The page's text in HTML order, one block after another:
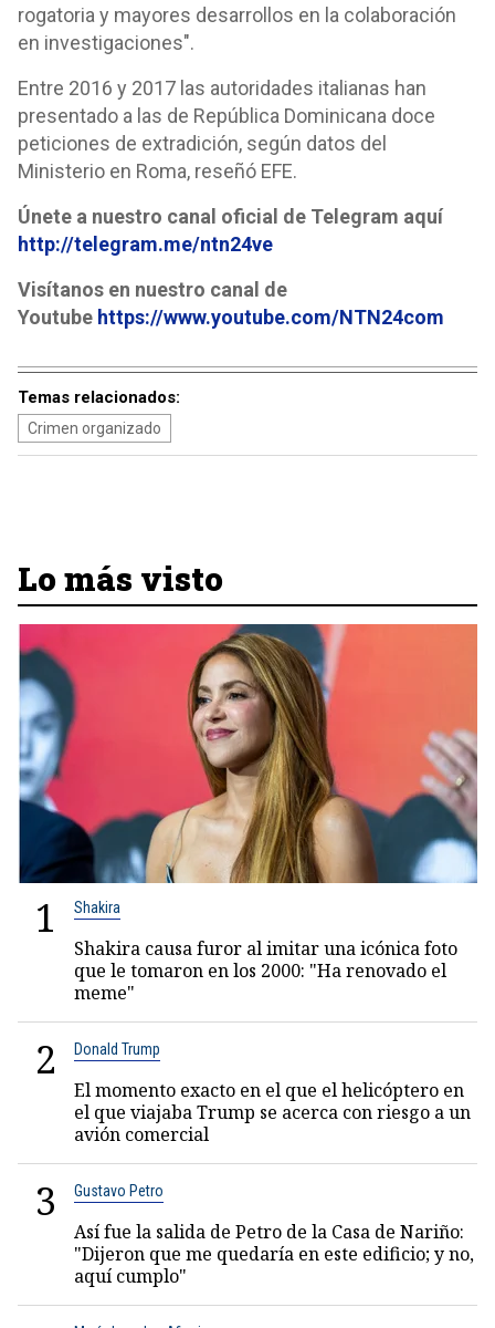
rogatoria y mayores desarrollos en la colaboración
en investigaciones".
Entre 2016 y 2017 las autoridades italianas han
presentado a las de República Dominicana doce
peticiones de extradición, según datos del
Ministerio en Roma, reseñó EFE.
Únete a nuestro canal oficial de Telegram aquí
http://telegram.me/ntn24ve
Visítanos en nuestro canal de
Youtube https://www.youtube.com/NTN24com
Temas relacionados:
Crimen organizado
Lo más visto
1 Shakira
Shakira causa furor al imitar una icónica foto
que le tomaron en los 2000: "Ha renovado el
meme"
2 Donald Trump
El momento exacto en el que el helicóptero en
el que viajaba Trump se acerca con riesgo a un
avión comercial
3 Gustavo Petro
Así fue la salida de Petro de la Casa de Nariño:
"Dijeron que me quedaría en este edificio; y no,
aquí cumplo"